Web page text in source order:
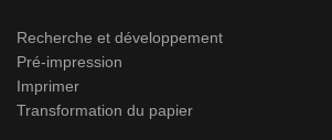
Recherche et développement
Pré-impression
Imprimer
Transformation du papier